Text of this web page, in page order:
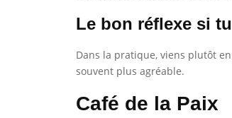
Le bon réflexe si
Dans la pratique, viens plutôt
souvent plus agréable.
Café de la Paix